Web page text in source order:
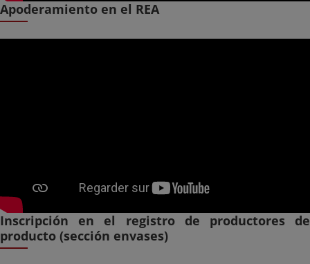
Apoderamiento en el REA
Inscripción en el registro de productores de
producto (sección envases)